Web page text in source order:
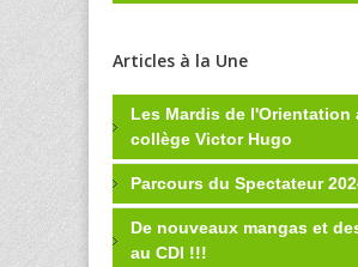
Articles à la Une
Les Mardis de l'Orientation
collège Victor Hugo
Parcours du Spectateur
De nouveaux mangas et
au CDI !!!